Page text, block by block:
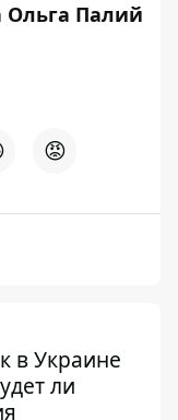
Ольга Палий
😡
в Украине
ли